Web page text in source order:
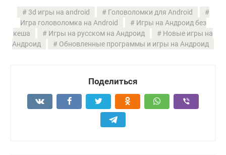
3d игры на android
Головоломки для Android
Игра головоломка на Android
Игры на Андроид без
кеша
Игры на русском на Андроид
Новые игры на
Андроид
Обновленные программы и игры на Андроид
Поделиться